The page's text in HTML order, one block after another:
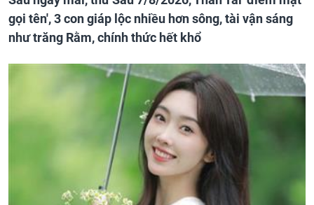
gọi tên', 3 con giáp lộc nhiều hơn sông, tài vận sáng
như trăng Rằm, chính thức hết khổ